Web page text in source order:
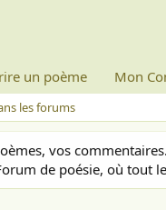
un poème Mon
les forums
vos
de poésie, où tout